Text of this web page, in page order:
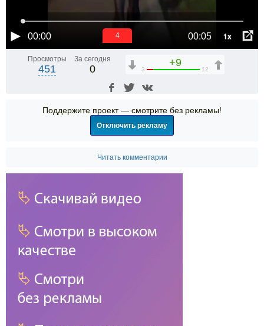
00:00 00:05 1x
4
Просмотры
451
За сегодня
0
+9
3 12
Поддержите проект — смотрите без рекламы!
Отключить рекламу
Читать комментарии